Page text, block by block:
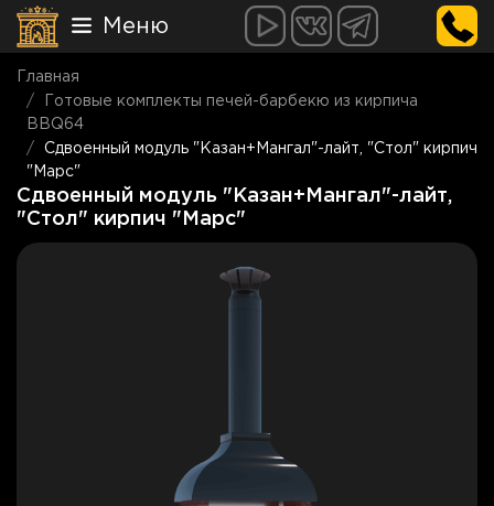
Меню
Главная
Готовые комплекты печей-барбекю из кирпича
BBQ64
Сдвоенный модуль "Казан+Мангал"-лайт, "Стол" кирпич
"Марс"
Сдвоенный модуль "Казан+Мангал"-лайт,
"Стол" кирпич "Марс"